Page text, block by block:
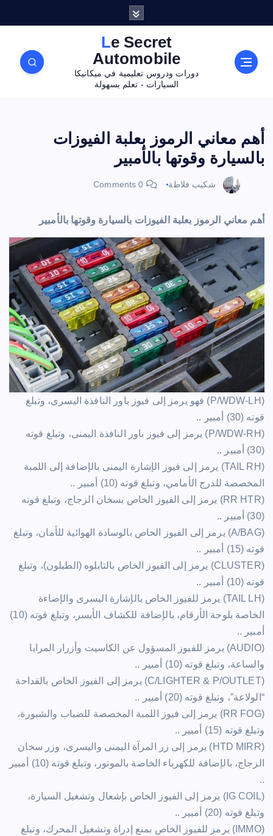
Le Secret
Automobile
دورات ودروس تعليمية في ميكانيكا
السيارات - تعلم بسهولة
أهم معاني الرموز بعلبة الفيوزات
بالسيارة وقوتها بالأمبير
شكيب فلاطة
أهم معاني الرموز بعلبة الفيوزات بالسيارة وقوتها بالأمبير
(‏P/WDW-LH) فهو يرمز إلى فيوز باور النافذة اليسرى، وتبلغ
قوته (30) أمبير ..
(‏P/WDW-RH) يرمز إلى فيوز باور النافذة اليمنى، وتبلغ قوته
(30) أمبير ..
(‏TAIL RH) يرمز إلى فيوز الإشارة اليمنى بالإضافة إلى اللمبة
المخصصة للدرج الأمامي، وتبلغ قوته (10) أمبير ..
(‏RR HTR) يرمز إلى الفيوز الخاص بسخان الزجاج، وتبلغ قوته
(30) أمبير ..
(‏A/BAG) يرمز إلى الفيوز الخاص بالوسادة الهوائية للأمان، وتبلغ
قوته (15) أمبير ..
(‏CLUSTER) يرمز إلى الفيوز الخاص بالتابلوه (الطبلون)، وتبلغ
قوته (10) أمبير ..
(‏TAIL LH) يرمز للفيوز الخاص بالإشارة اليسرى والإضاءة
الخاصة بلوحة الأرقام، بالإضافة للكشاف الأيسر، وتبلغ قوته (10)
أمبير ..
(‏AUDIO) يرمز للفيوز المسؤول عن الكاسيت وأزرار المرايا
والساعة، وتبلغ قوته (10) أمبير ..
(‏C/LIGHTER & P/OUTLET) يرمز إلى الفيوز الخاص بالقداحة
“الولاعة”، وتبلغ قوته (20) أمبير ..
(‏RR FOG) يرمز إلى فيوز اللمبة المخصصة للضباب والشبورة،
وتبلغ قوته (15) أمبير ..
(‏HTD MIRR) يرمز إلى زر المرآة اليمنى واليسرى، وزر سخان
الزجاج، بالإضافة للكهرباء الخاصة بالموتور، وتبلغ قوته (10) أمبير
..
(‏IG COIL) يرمز إلى الفيوز الخاص بإشعال وتشغيل السيارة،
وتبلغ قوته (20) أمبير ..
(‏IMMO) يرمز للفيوز الخاص بمنع إدراة وتشغيل المحرك، وتبلغ